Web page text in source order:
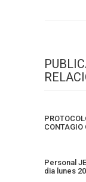
CONTAGIO
Personal
dia lunes